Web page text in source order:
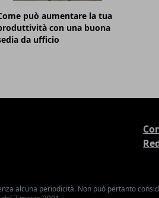
può aumentare la tua
con una buona
da ufficio
alcuna periodicità. Non può pertanto